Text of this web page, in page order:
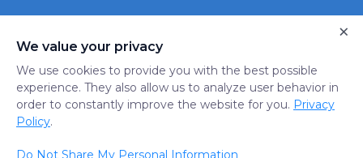
iHealth
Privacy
Policy
Trust
Do not sell or share my
We value your privacy
We use cookies to provide you with the best possible
experience. They also allow us to analyze user behavior in
order to constantly improve the website for you. Privacy
Policy.
Do Not Share My Personal Information
×